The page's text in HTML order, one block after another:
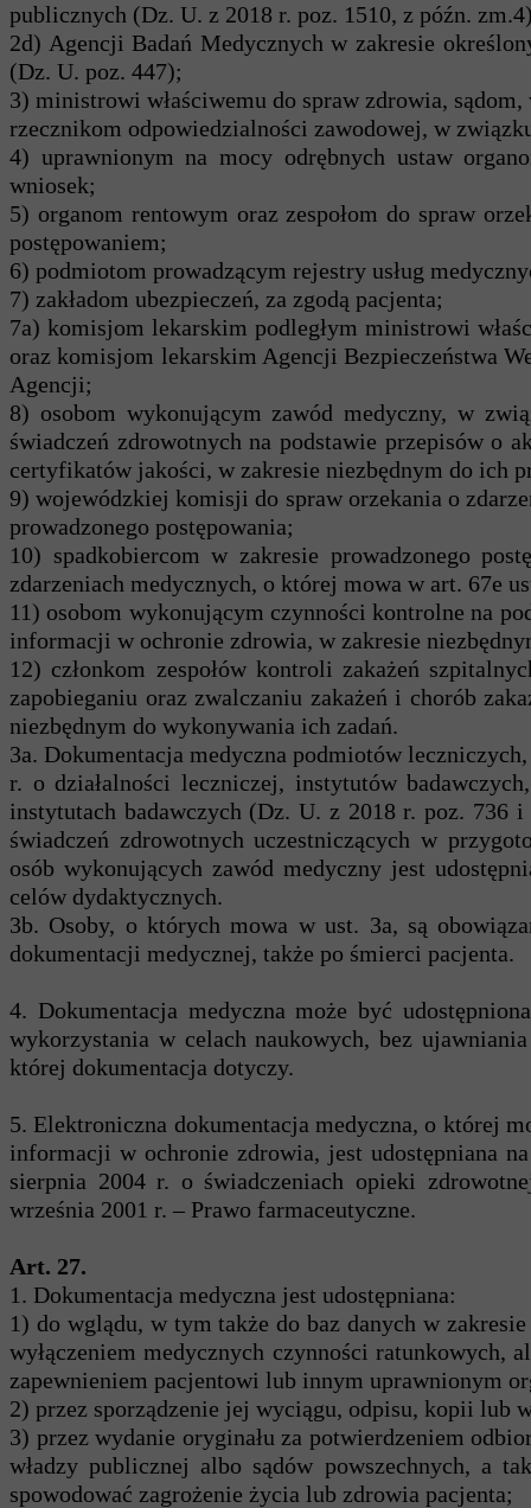
publicznych (Dz. U. z 2018 r. poz. 1510, z późn.
2d) Agencji Badań Medycznych w zakresie
(Dz. U. poz. 447);
3) ministrowi właściwemu do spraw zdrowia,
rzecznikom odpowiedzialności zawodowej, w
4) uprawnionym na mocy odrębnych ustaw
wniosek;
5) organom rentowym oraz zespołom do spraw
postępowaniem;
6) podmiotom prowadzącym rejestry usług
7) zakładom ubezpieczeń, za zgodą pacjenta;
7a) komisjom lekarskim podległym ministrowi
oraz komisjom lekarskim Agencji Bezpieczeństwa
Agencji;
8) osobom wykonującym zawód medyczny, w
świadczeń zdrowotnych na podstawie przepisów o
certyfikatów jakości, w zakresie niezbędnym do ich
9) wojewódzkiej komisji do spraw orzekania o
prowadzonego postępowania;
10) spadkobiercom w zakresie prowadzonego
zdarzeniach medycznych, o której mowa w art. 67e
11) osobom wykonującym czynności kontrolne na
informacji w ochronie zdrowia, w zakresie
12) członkom zespołów kontroli zakażeń
zapobieganiu oraz zwalczaniu zakażeń i chorób
niezbędnym do wykonywania ich zadań.
3a. Dokumentacja medyczna podmiotów
r. o działalności leczniczej, instytutów
instytutach badawczych (Dz. U. z 2018 r. poz.
świadczeń zdrowotnych uczestniczących w
osób wykonujących zawód medyczny jest
celów dydaktycznych.
3b. Osoby, o których mowa w ust. 3a, są
dokumentacji medycznej, także po śmierci pacjenta.
4. Dokumentacja medyczna może być
wykorzystania w celach naukowych, bez
której dokumentacja dotyczy.
5. Elektroniczna dokumentacja medyczna, o
informacji w ochronie zdrowia, jest udostępniana
sierpnia 2004 r. o świadczeniach opieki
września 2001 r. – Prawo farmaceutyczne.
Art. 27.
1. Dokumentacja medyczna jest udostępniana:
1) do wglądu, w tym także do baz danych w
wyłączeniem medycznych czynności ratunkowych,
zapewnieniem pacjentowi lub innym uprawnionym
2) przez sporządzenie jej wyciągu, odpisu, kopii lub
3) przez wydanie oryginału za potwierdzeniem
władzy publicznej albo sądów powszechnych, a
spowodować zagrożenie życia lub zdrowia pacjenta;